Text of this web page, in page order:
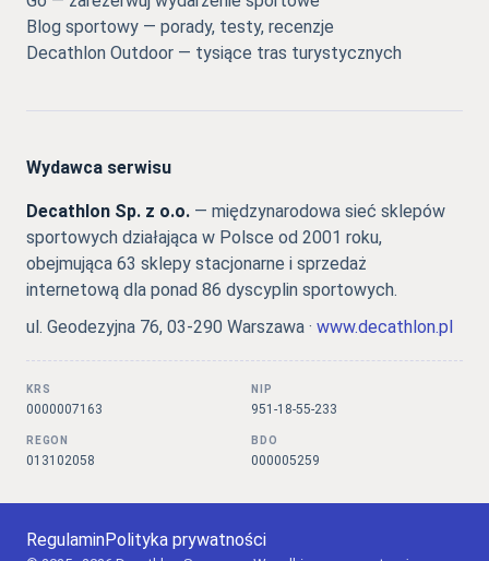
Blog sportowy — porady, testy, recenzje
Decathlon Outdoor — tysiące tras turystycznych
Wydawca serwisu
Decathlon Sp. z o.o. — międzynarodowa sieć sklepów
sportowych działająca w Polsce od 2001 roku,
obejmująca 63 sklepy stacjonarne i sprzedaż
internetową dla ponad 86 dyscyplin sportowych.
ul. Geodezyjna 76, 03-290 Warszawa · www.decathlon.pl
KRS
0000007163
NIP
951-18-55-233
REGON
013102058
BDO
000005259
RegulaminPolityka prywatności